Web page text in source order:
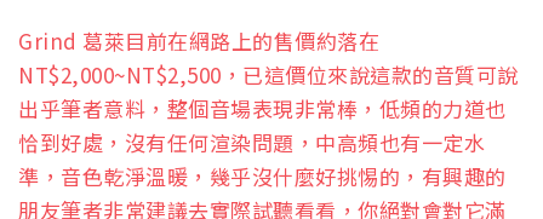
Grind 葛萊目前在網路上的售價約落在
NT$2,000~NT$2,500，已這價位來說這款的音質可說
出乎筆者意料，整個音場表現非常棒，低頻的力道也
恰到好處，沒有任何渲染問題，中高頻也有一定水
準，音色乾淨溫暖，幾乎沒什麼好挑惕的，有興趣的
朋友筆者非常建議去實際試聽看看，你絕對會對它滿